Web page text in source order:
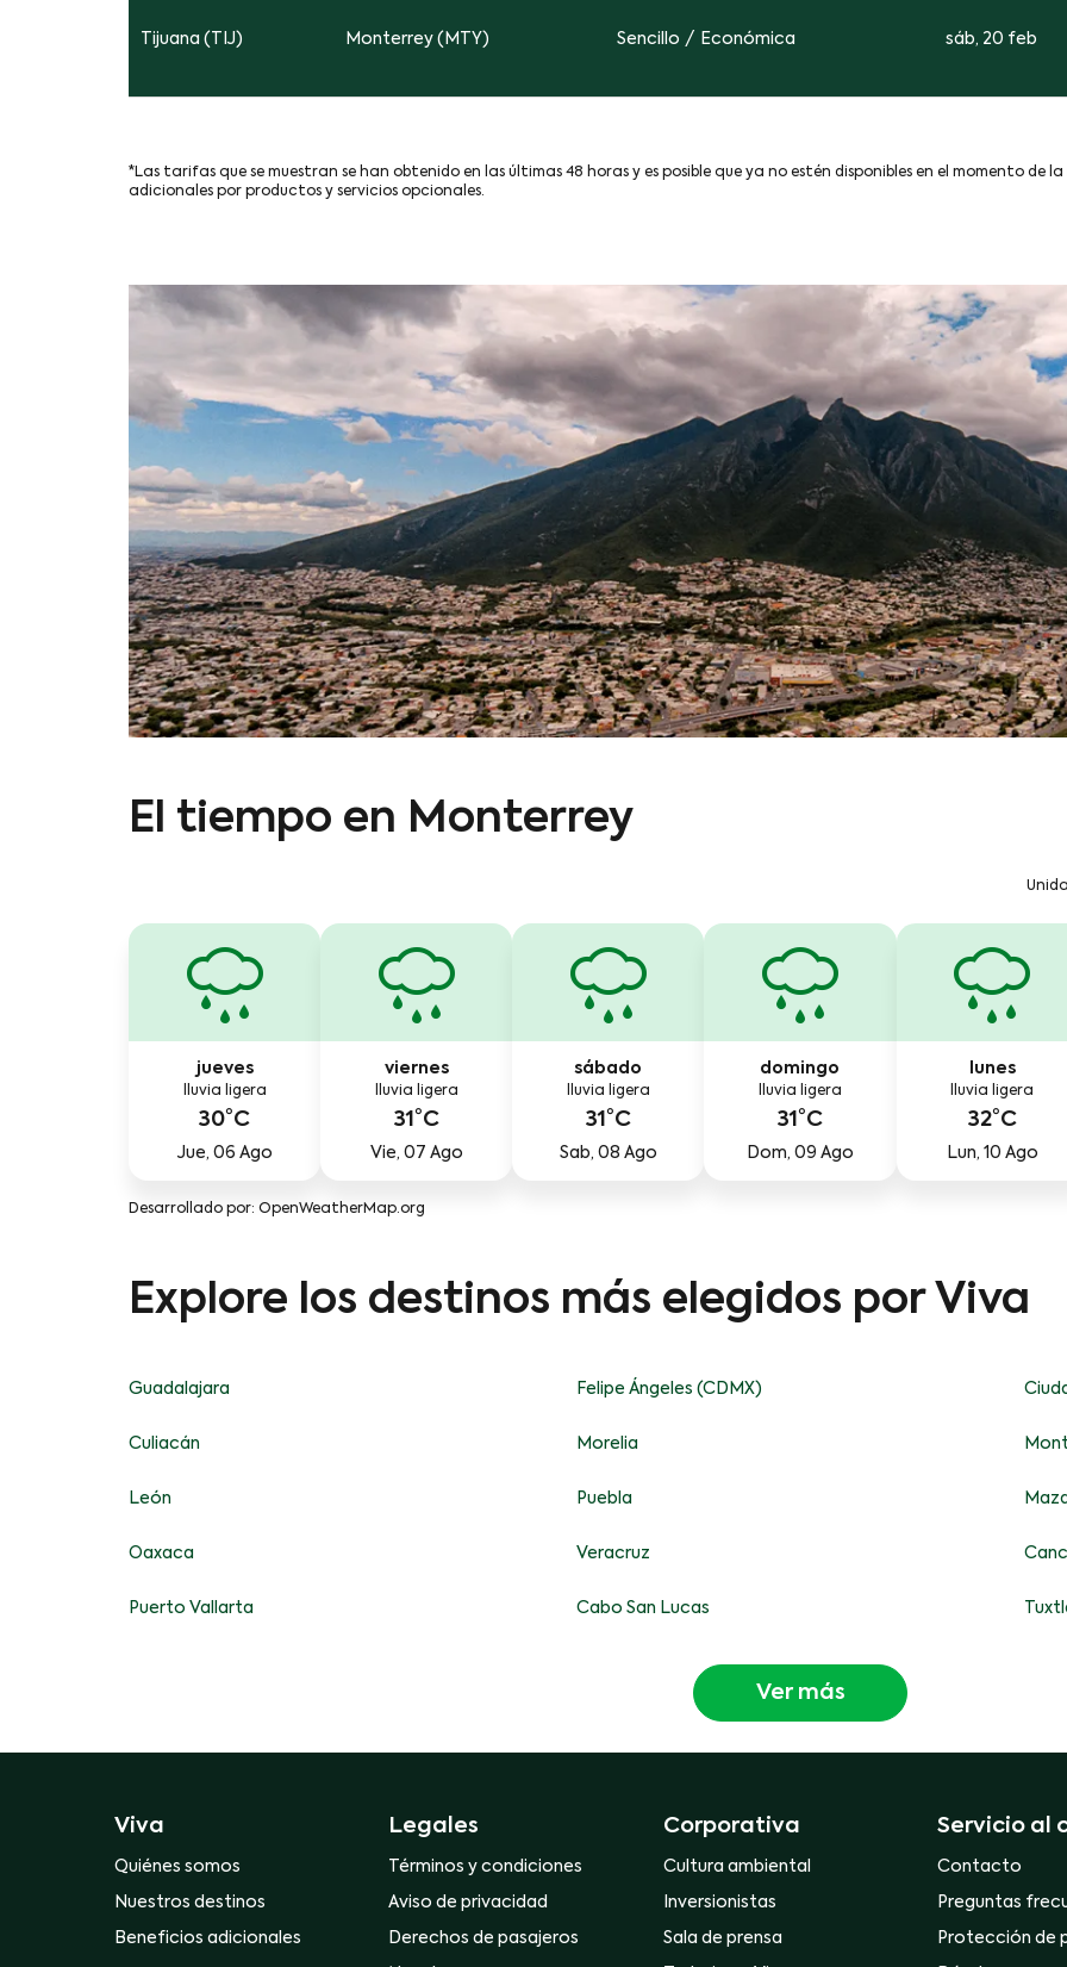
Tijuana (TIJ) Monterrey (MTY) Sencillo / Económica sáb, 20 feb
*Las tarifas que se muestran se han obtenido en las últimas 48 horas y es posible que ya no estén disponibles en el momento de
adicionales por productos y servicios opcionales.
El tiempo en Monterrey
jueves
lluvia ligera
30°C
Jue, 06 Ago
viernes
lluvia ligera
31°C
Vie, 07 Ago
sábado
lluvia ligera
31°C
Sab, 08 Ago
domingo
lluvia ligera
31°C
Dom, 09 Ago
lunes
lluvia ligera
32°C
Lun, 10 Ago
Desarrollado por: OpenWeatherMap.org
Explore los destinos más elegidos por Viva
Guadalajara Felipe Ángeles (CDMX)
Culiacán Morelia
León Puebla
Oaxaca Veracruz
Puerto Vallarta Cabo San Lucas
Ver más
Viva
Quiénes somos
Nuestros destinos
Beneficios adicionales
Legales
Términos y condiciones
Aviso de privacidad
Derechos de pasajeros
Corporativa
Cultura ambiental
Inversionistas
Sala de prensa
Servicio al
Contacto
Preguntas
Protección de